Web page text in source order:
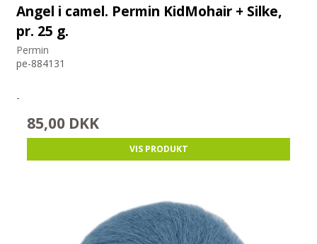
Angel i camel. Permin KidMohair + Silke,
pr. 25 g.
Permin
pe-884131
-
85,00 DKK
VIS PRODUKT